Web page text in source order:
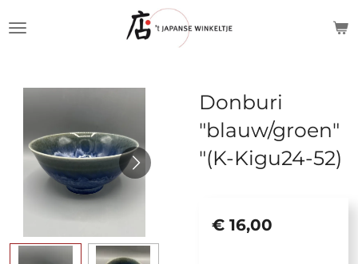
Donburi
"blauw/groen"
"(K-Kigu24-52)
€ 16,00